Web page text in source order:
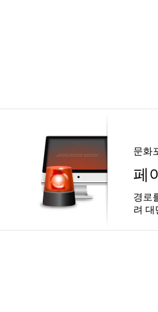
문화
페
경로
려 대